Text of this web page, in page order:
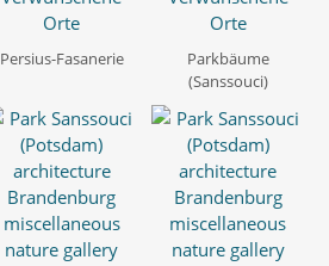
Persius-Fasanerie
Parkbäume
(Sanssouci)